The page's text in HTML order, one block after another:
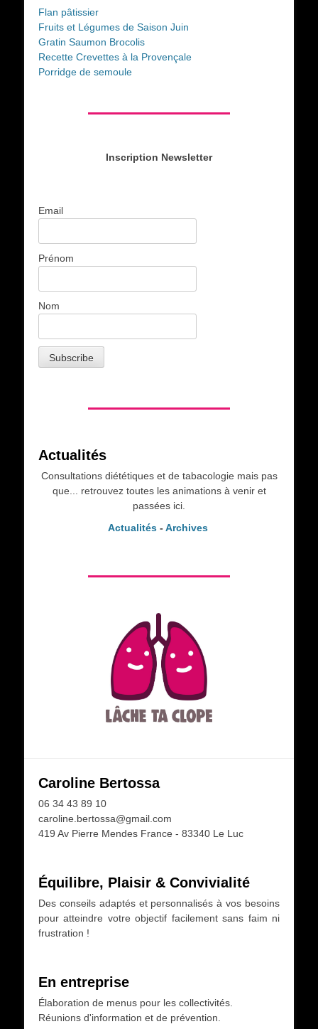
Flan pâtissier
Fruits et Légumes de Saison Juin
Gratin Saumon Brocolis
Recette Crevettes à la Provençale
Porridge de semoule
Inscription Newsletter
Email
Prénom
Nom
Actualités
Consultations diététiques et de tabacologie mais pas
que... retrouvez toutes les animations à venir et
passées ici.
Actualités- Archives
Caroline Bertossa
06 34 43 89 10
caroline.bertossa@gmail.com
419 Av Pierre Mendes France - 83340 Le Luc
Équilibre, Plaisir & Convivialité
Des conseils adaptés et personnalisés à vos besoins
pour atteindre votre objectif facilement sans faim ni
frustration !
En entreprise
Élaboration de menus pour les collectivités.
Réunions d'information et de prévention.